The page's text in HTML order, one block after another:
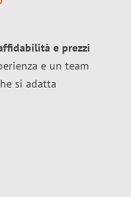
e prezzi
e un team
si adatta